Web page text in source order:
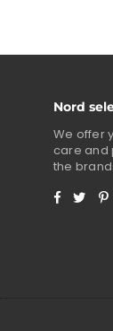
Nord
We offer
care and
the
Facebook